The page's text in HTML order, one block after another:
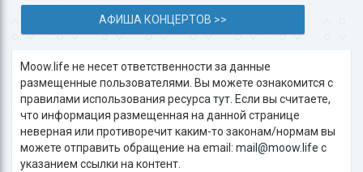
АФИША КОНЦЕРТОВ >>
Moow.life не несет ответственности за данные
размещенные пользователями. Вы можете ознакомится с
правилами использования ресурса тут . Если вы считаете,
что информация размещенная на данной странице
неверная или противоречит каким-то законам/нормам вы
можете отправить обращение на email: mail@moow.life c
указанием ссылки на контент.